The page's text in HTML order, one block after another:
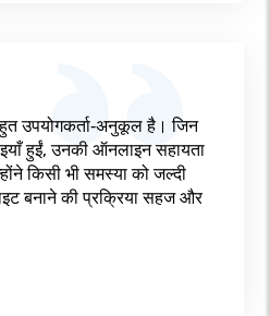
उपयोगकर्ता‑अनुकूल है। जिन
हुईं, उनकी ऑनलाइन सहायता
किसी भी समस्या को जल्दी
बनाने की प्रक्रिया सहज और